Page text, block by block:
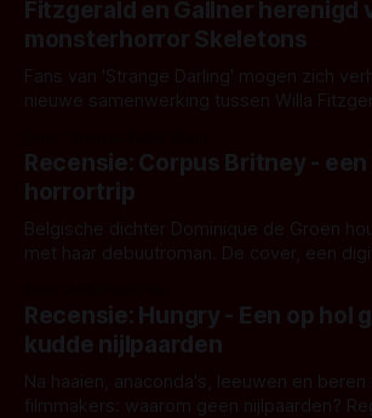
het het al raden?)... de weerwolf. Kijk je
Fitzgerald en Gallner herenigd
monsterhorror Skeletons
Fans van 'Strange Darling' mogen zich
nieuwe samenwerking tussen Willa
'Skeletons', een nieuwe creature feature
opnames zijn gestart in Australië.
Recensie: Corpus Britney -
horrortrip
Belgische dichter Dominique de Groen
met haar debuutroman. De cover, een
achtergrond, belooft iets kleurrijks maar
iets ongrijpbaars. En dat maakt De Groen
waar.
Recensie: Hungry - Een op hol
kudde nijlpaarden
Na haaien, anaconda's, leeuwen en
filmmakers: waarom geen nijlpaarden?